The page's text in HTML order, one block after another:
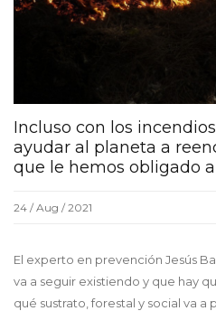
Incluso con los
ayudar al planeta a
que le hemos obligado
24 / Aug / 2021
El experto en prevención Jesús
va a seguir existiendo y que hay
qué sustrato, forestal y social va a